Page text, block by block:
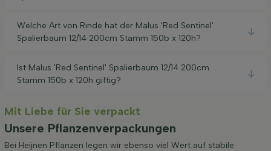
Welche Art von Rinde hat der Malus 'Red Sentinel'
Spalierbaum 12/14 200cm Stamm 150b x 120h?
Ist Malus 'Red Sentinel' Spalierbaum 12/14 200cm
Stamm 150b x 120h giftig?
Mit Liebe für Sie verpackt
Unsere Pflanzenverpackungen
Bei Heijnen Pflanzen legen wir ebenso viel Wert auf stabile